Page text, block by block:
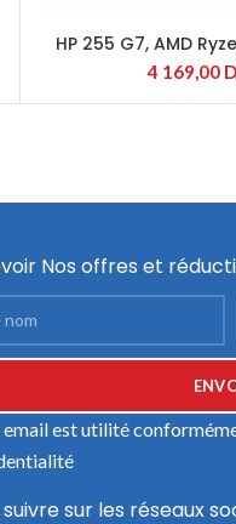
HP 255 G7, AMD
4 169,00
Nos offres et
est utilité
suivre sur les réseaux